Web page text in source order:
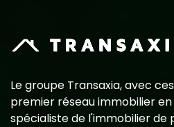
Le groupe Transaxia, avec
premier réseau immobilier
spécialiste de l'immobilier de